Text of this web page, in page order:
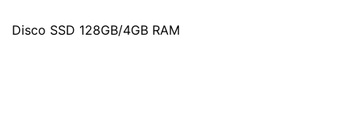
Disco SSD 128GB/4GB RAM